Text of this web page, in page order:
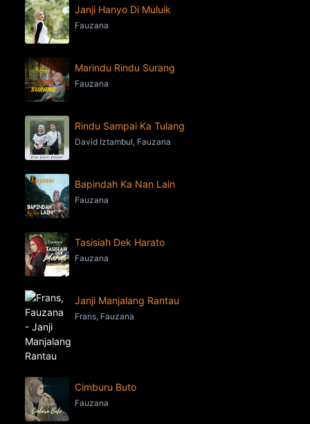
Janji Hanyo Di Muluik
Fauzana
Marindu Rindu Surang
Fauzana
Rindu Sampai Ka Tulang
David Iztambul, Fauzana
Bapindah Ka Nan Lain
Fauzana
Tasisiah Dek Harato
Fauzana
Janji Manjalang Rantau
Frans, Fauzana
Cimburu Buto
Fauzana